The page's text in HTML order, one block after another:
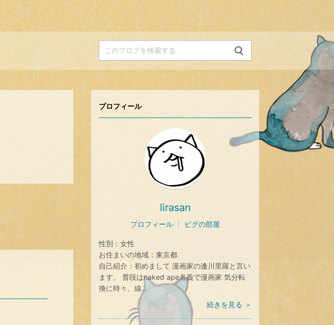
プロフィール
lirasan
プロフィール ピグの部屋
性別： 女性
お住まいの地域： 東京都
自己紹介： 初めまして 漫画家の逢川里羅と言い
ます。 普段はnaked ape名義で漫画家 気分転
換に時々、線...
続きを見る ＞